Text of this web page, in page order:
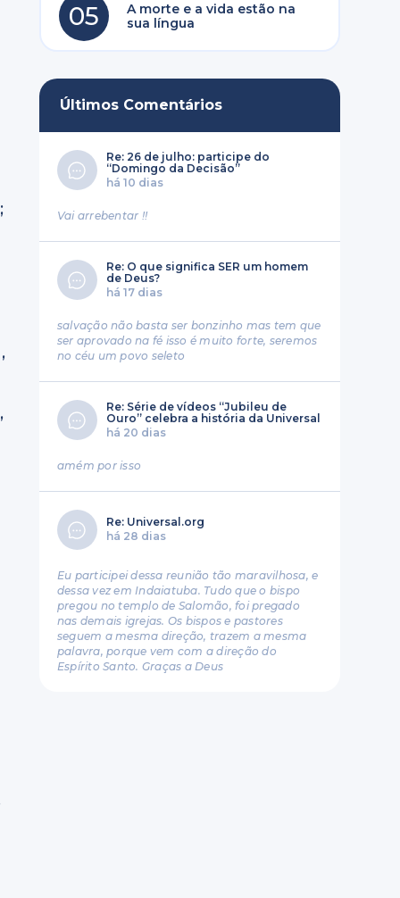
05
A morte e a vida estão na
sua língua
Últimos Comentários
Re: 26 de julho: participe do
“Domingo da Decisão”
há 10 dias
Vai arrebentar !!
Re: O que significa SER um homem
de Deus?
há 17 dias
salvação não basta ser bonzinho mas tem que
ser aprovado na fé isso é muito forte, seremos
no céu um povo seleto
Re: Série de vídeos “Jubileu de
Ouro” celebra a história da Universal
há 20 dias
amém por isso
Re: Universal.org
há 28 dias
Eu participei dessa reunião tão maravilhosa, e
dessa vez em Indaiatuba. Tudo que o bispo
pregou no templo de Salomão, foi pregado
nas demais igrejas. Os bispos e pastores
seguem a mesma direção, trazem a mesma
palavra, porque vem com a direção do
Espírito Santo. Graças a Deus